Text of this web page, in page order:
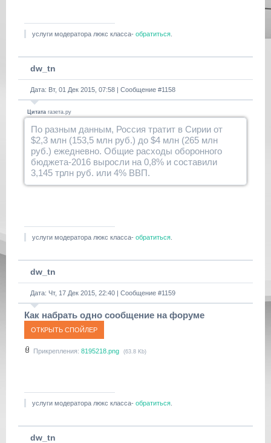
услуги модератора люкс класса- обратиться
dw_tn
Дата: Вт, 01 Дек 2015, 07:58 | Сообщение #1158
Цитата газета.ру
По разным данным, Россия тратит в Сирии от
$2,3 млн (153,5 млн руб.) до $4 млн (265 млн
руб.) ежедневно. Общие расходы оборонного
бюджета-2016 выросли на 0,8% и составили
3,145 трлн руб. или 4% ВВП.
услуги модератора люкс класса- обратиться
dw_tn
Дата: Чт, 17 Дек 2015, 22:40 | Сообщение #1159
Как набрать одно сообщение на форуме
Прикрепления: 8195218.png (63.8 Kb)
услуги модератора люкс класса- обратиться
dw_tn